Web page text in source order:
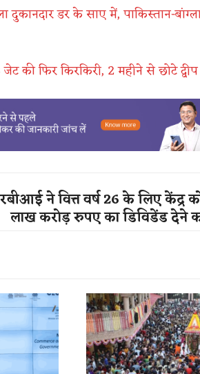
दुकानदार डर के साए में, पाकिस्तान-
की फिर किरकिरी, 2 महीने से छोटे
ने वित्त वर्ष 26 के लिए केंद्र
लाख करोड़ रुपए का डिविडेंड देने